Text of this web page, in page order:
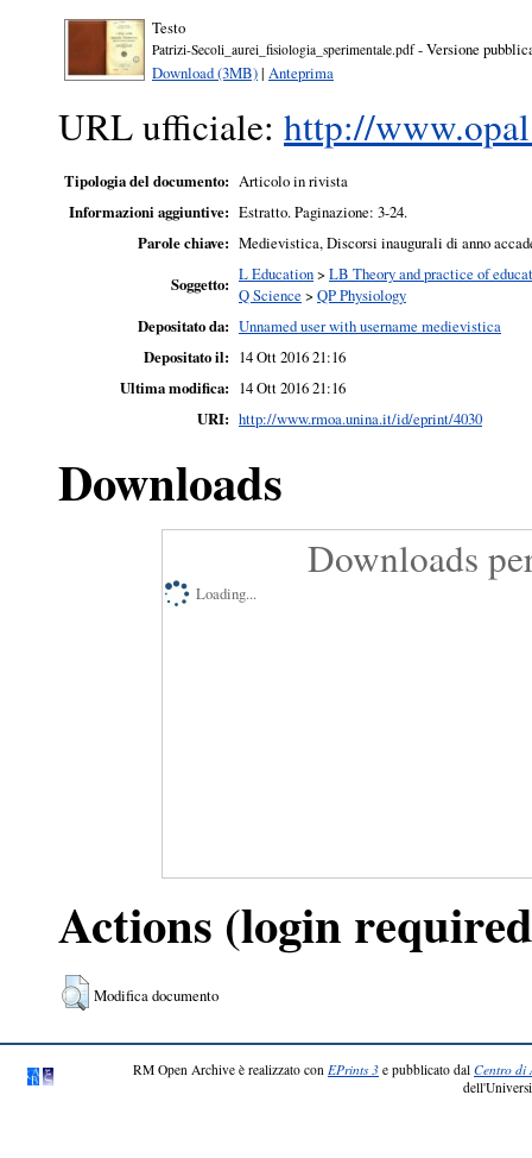
Testo
Patrizi-Secoli_aurei_fisiologia_sperimentale.pdf- Versione
Download (3MB)| Anteprima
URL ufficiale: http://
Tipologia del documento: Articolo in rivista
Informazioni aggiuntive: Estratto. Paginazione: 3-24.
Parole chiave: Medievistica, Discorsi inaugurali di anno
Soggetto: L Education> LB Theory and practice of
Q Science > QP Physiology
Depositato da: Unnamed user with username medievistica
Depositato il: 14 Ott 2016 21:16
Ultima modifica: 14 Ott 2016 21:16
URI: http://www.rmoa.unina.it/id/eprint/4030
Downloads
Downloads
Loading...
Actions (login
Modifica documento
RM Open Archive è realizzato con EPrints 3 e pubblicato dal Centro di